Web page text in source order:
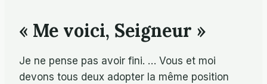
« Me voici, Seigneur »
Je ne pense pas avoir fini. … Vous et moi
devons tous deux adopter la même position